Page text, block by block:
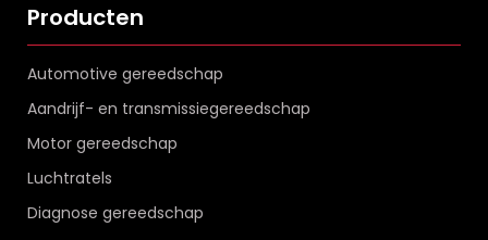
Producten
Automotive gereedschap
Aandrijf- en transmissiegereedschap
Motor gereedschap
Luchtratels
Diagnose gereedschap